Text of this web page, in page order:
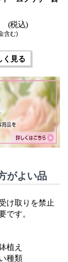
(税込)
含む)
く見る
がよい品
け取りを禁止
です。
植え
種類